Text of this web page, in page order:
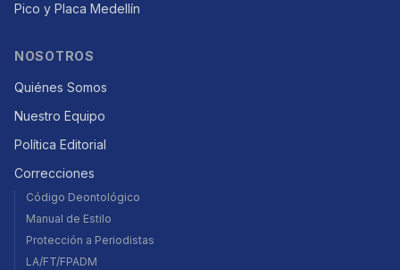
Pico y Placa Medellín
NOSOTROS
Quiénes Somos
Nuestro Equipo
Política Editorial
Correcciones
Código Deontológico
Manual de Estilo
Protección a Periodistas
LA/FT/FPADM